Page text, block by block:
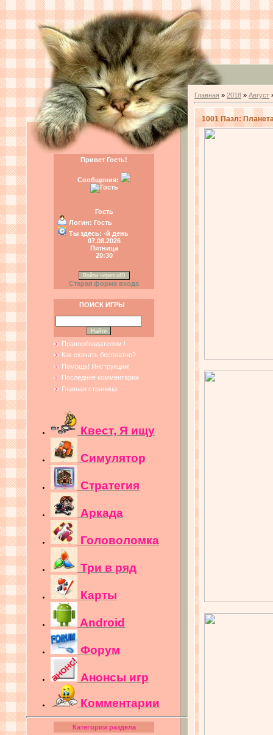
Привет Гость!
Сообщения:
Гость
Логин: Гость
Ты здесь: -й день
07.08.2026
Пятница
20:30
Войти через uID
Старая форма входа
ПОИСК ИГРЫ
Правообладателям !
Как скачать бесплатно?
Помощь! Инструкции!
Последние комментарии
Главная страница
Квест, Я ищу
Симулятор
Стратегия
Аркада
Головоломка
Три в ряд
Карты
Android
Форум
Анонсы игр
Комментарии
Категории раздела
Главная » 2018 » Август
1001 Пазл: